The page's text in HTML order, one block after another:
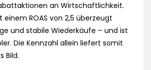
an Wirtschaftlichkeit.
ROAS von 2,5 überzeugt
und stabile Wiederkäufe – und ist
Die Kennzahl allein liefert somit
Bild.